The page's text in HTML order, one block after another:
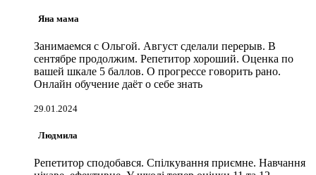
Яна мама
Занимаемся с Ольгой. Август сделали перерыв. В
сентябре продолжим. Репетитор хороший. Оценка по
вашей шкале 5 баллов. О прогрессе говорить рано.
Онлайн обучение даёт о себе знать
29.01.2024
Людмила
Репетитор сподобався. Спілкування приємне. Навчання